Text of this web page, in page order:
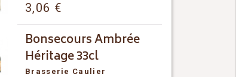
3,06 €
Bonsecours Ambrée
Héritage 33cl
Brasserie Caulier